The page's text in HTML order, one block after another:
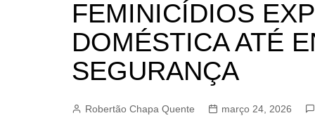
JUNDIAÍ
FEMINICÍDIOS
DOMÉSTICA ATÉ
SEGURANÇA
Robertão Chapa Quente março 24, 2026